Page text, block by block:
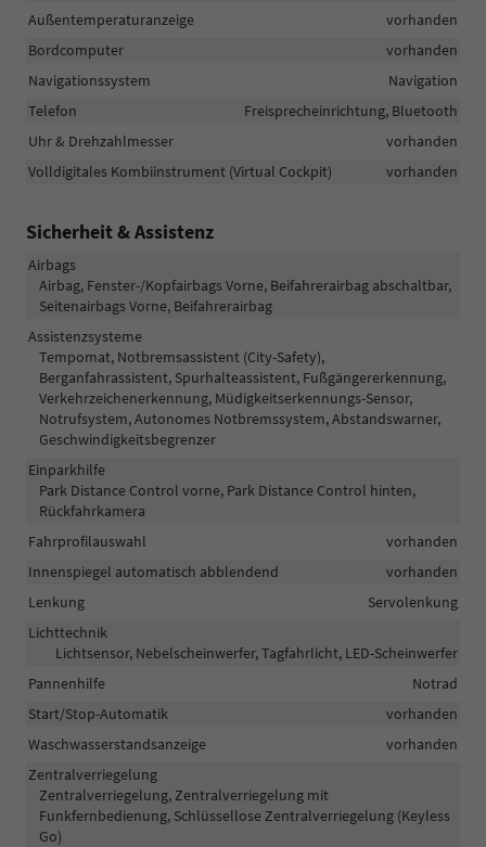
Außentemperaturanzeige
vorhanden
Bordcomputer
vorhanden
Navigationssystem
Navigation
Telefon
Freisprecheinrichtung, Bluetooth
Uhr & Drehzahlmesser
vorhanden
Volldigitales Kombiinstrument (Virtual Cockpit)
vorhanden
Sicherheit & Assistenz
Airbags
Airbag, Fenster-/Kopfairbags Vorne, Beifahrerairbag abschaltbar,
Seitenairbags Vorne, Beifahrerairbag
Assistenzsysteme
Tempomat, Notbremsassistent (City-Safety),
Berganfahrassistent, Spurhalteassistent, Fußgängererkennung,
Verkehrzeichenerkennung, Müdigkeitserkennungs-Sensor,
Notrufsystem, Autonomes Notbremssystem, Abstandswarner,
Geschwindigkeitsbegrenzer
Einparkhilfe
Park Distance Control vorne, Park Distance Control hinten,
Rückfahrkamera
Fahrprofilauswahl
vorhanden
Innenspiegel automatisch abblendend
vorhanden
Lenkung
Servolenkung
Lichttechnik
Lichtsensor, Nebelscheinwerfer, Tagfahrlicht, LED-Scheinwerfer
Pannenhilfe
Notrad
Start/Stop-Automatik
vorhanden
Waschwasserstandsanzeige
vorhanden
Zentralverriegelung
Zentralverriegelung, Zentralverriegelung mit
Funkfernbedienung, Schlüssellose Zentralverriegelung (Keyless
Go)